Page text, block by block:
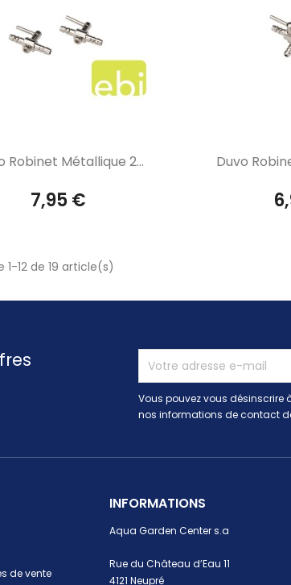
Aperçu rapide
Robinet Métallique 2...
7,95 €

Duvo
12 de 19 article(s)
Vous pouvez vous désinscrire
nos informations de contact
de vente
INFORMATIONS
Aqua Garden Center s.a
Rue du Château d’Eau 11
4121 Neupré